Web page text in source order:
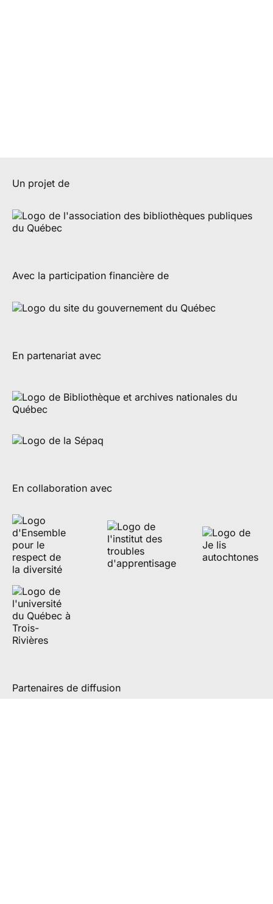
Un projet de
Avec la participation financière de
En partenariat avec
En collaboration avec
Partenaires de diffusion